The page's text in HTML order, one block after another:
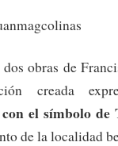
obras de
creada
el símbolo de
de la localidad